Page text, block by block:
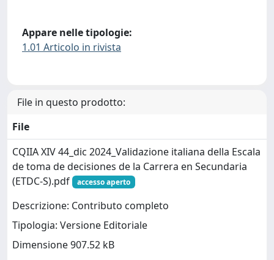
Appare nelle tipologie:
1.01 Articolo in rivista
File in questo prodotto:
File
CQIIA XIV 44_dic 2024_Validazione italiana della Escala
de toma de decisiones de la Carrera en Secundaria
(ETDC-S).pdf
accesso aperto
Descrizione: Contributo completo
Tipologia: Versione Editoriale
Dimensione 907.52 kB